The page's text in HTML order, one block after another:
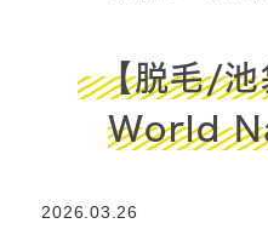
【脱毛/
World
2026.03.26